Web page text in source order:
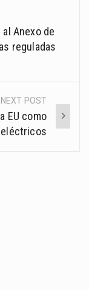
Anexo de
reguladas
NEXT POST
EU como